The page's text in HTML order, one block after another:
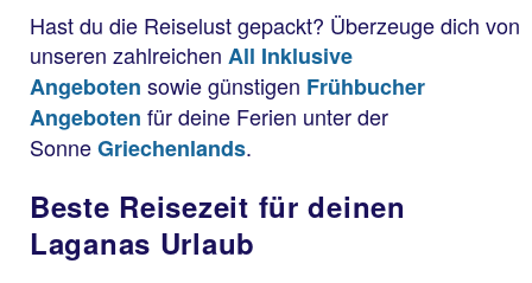
Hast du die Reiselust gepackt? Überzeuge dich von
unseren zahlreichen All Inklusive
Angeboten sowie günstigen Frühbucher
Angeboten für deine Ferien unter der
SonneGriechenlands.
Beste Reisezeit für deinen
Laganas Urlaub